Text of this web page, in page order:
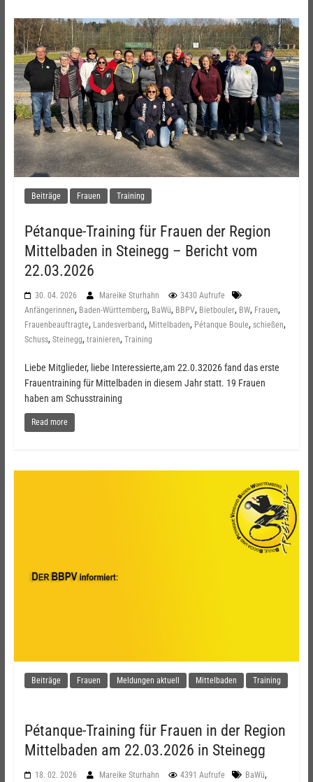
Beiträge Frauen Training
Pétanque-Training für Frauen der Region
Mittelbaden in Steinegg – Bericht vom
22.03.2026
30. 04. 2026 Mareike Sturhahn
3430 Aufrufe
Anfängerinnen, Baden-Württemberg, BaWü, BBPV, Bietbouler, BW, Frauen,
Frauenbeauftragte, Landesverband, Mittelbaden, Pétanque Boule, schießen,
Schuss, Steinegg, trainieren, Training
Liebe Mitglieder, liebe Interessierte,am 22.0.32026 fand das erste
Frauentraining für Mittelbaden in diesem Jahr statt. 19 Frauen
haben am Schusstraining
Read more
Beiträge Frauen Meldungen aktuell Mittelbaden Training
Pétanque-Training für Frauen in der Region
Mittelbaden am 22.03.2026 in Steinegg
18. 02. 2026 Mareike Sturhahn 4391 Aufrufe BaWü,